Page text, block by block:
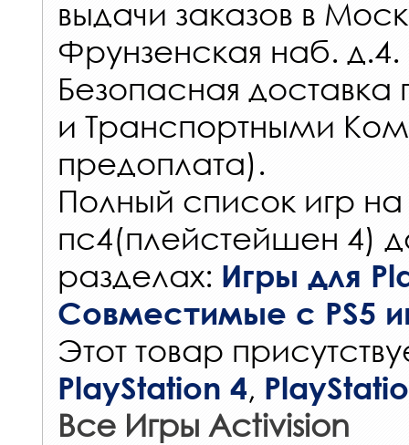
выдачи заказов в
Фрунзенская наб. д.4.
Безопасная
и Транспортными
предоплата).
Полный список игр на
пс4(плейстейшен 4)
разделах: Игры для
Совместимые с PS5
Этот товар
PlayStation 4,
Все Игры Activision